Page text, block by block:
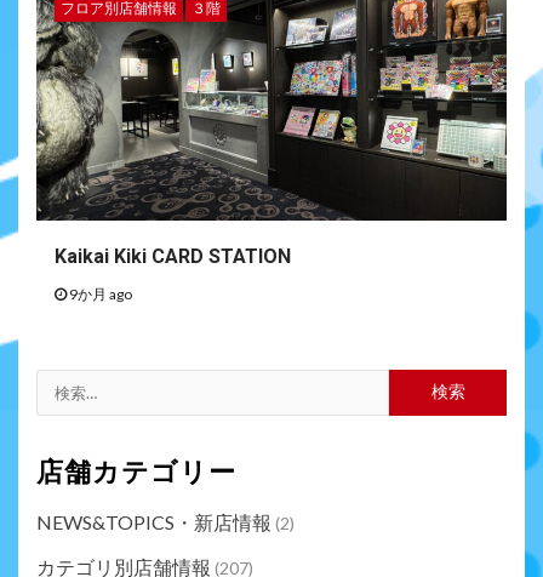
フロア別店舗情報
３階
Kaikai Kiki CARD STATION
9か月 ago
店舗カテゴリー
NEWS&TOPICS・新店情報 (2)
カテゴリ別店舗情報 (207)